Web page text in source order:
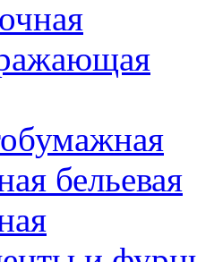
бельевая